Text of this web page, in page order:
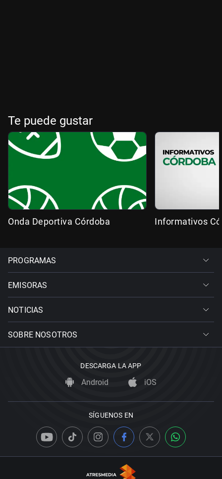
Te puede gustar
Onda Deportiva Córdoba Informativos
PROGRAMAS
EMISORAS
NOTICIAS
SOBRE NOSOTROS
DESCARGA LA APP
Android iOS
SÍGUENOS EN